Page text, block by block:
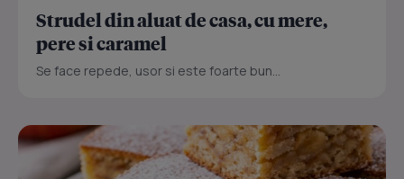
Strudel din aluat de casa, cu mere,
pere si caramel
Se face repede, usor si este foarte bun...